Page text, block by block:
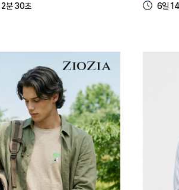
분 30초 6일